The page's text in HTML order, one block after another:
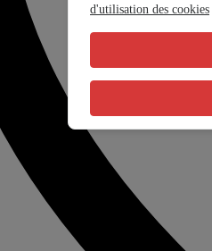
d'utilisation des cookies